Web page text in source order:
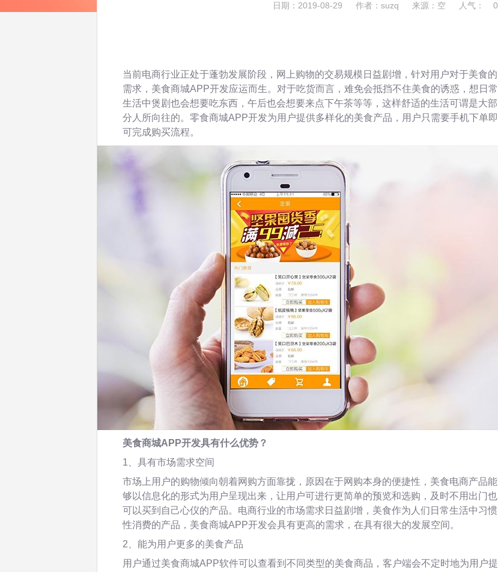
日期：2019-08-29 作者：suzq 来源：空 人气： 0
当前电商行业正处于蓬勃发展阶段，网上购物的交易规模日益剧增，针对用户对于美食的
需求，美食商城APP开发应运而生。对于吃货而言，难免会抵挡不住美食的诱惑，想日常
生活中煲剧也会想要吃东西，午后也会想要来点下午茶等等，这样舒适的生活可谓是大部
分人所向往的。零食商城APP开发为用户提供多样化的美食产品，用户只需要手机下单即
可完成购买流程。
美食商城APP开发具有什么优势？
1、具有市场需求空间
市场上用户的购物倾向朝着网购方面靠拢，原因在于网购本身的便捷性，美食电商产品能
够以信息化的形式为用户呈现出来，让用户可进行更简单的预览和选购，及时不用出门也
可以买到自己心仪的产品。电商行业的市场需求日益剧增，美食作为人们日常生活中习惯
性消费的产品，美食商城APP开发会具有更高的需求，在具有很大的发展空间。
2、能为用户更多的美食产品
用户通过美食商城APP软件可以查看到不同类型的美食商品，客户端会不定时地为用户提